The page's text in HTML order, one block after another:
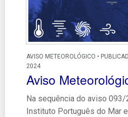
AVISO METEOROLÓGICO •
2024
Aviso
Na sequência do aviso
Instituto Português do Mar